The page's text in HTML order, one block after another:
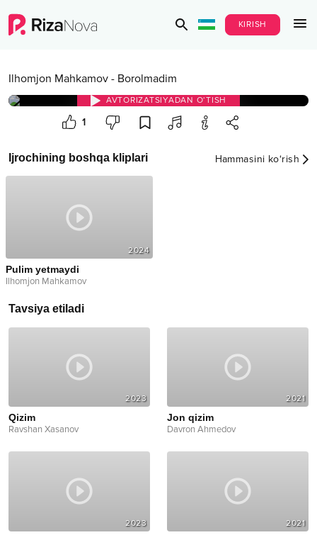
KIRISH
Ilhomjon Mahkamov - Borolmadim
AVTORIZATSIYADAN O‘TISH
1
Ijrochining boshqa kliplari Hammasini ko‘rish
2024
Pulim yetmaydi
Ilhomjon Mahkamov
Tavsiya etiladi
2023
Qizim
Ravshan Xasanov
2021
Jon qizim
Davron Ahmedov
2023 2021